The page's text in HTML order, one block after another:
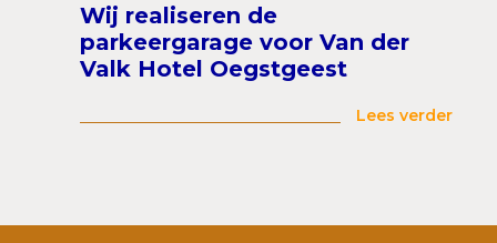
Wij realiseren de
parkeergarage voor Van der
Valk Hotel Oegstgeest
Lees verder